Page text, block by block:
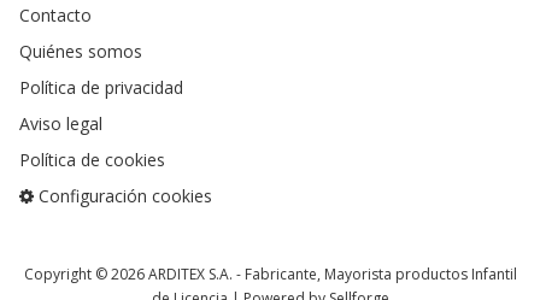
Contacto
Quiénes somos
Política de privacidad
Aviso legal
Política de cookies
Configuración cookies
Copyright © 2026ARDITEX S.A. - Fabricante, Mayorista productos Infantil